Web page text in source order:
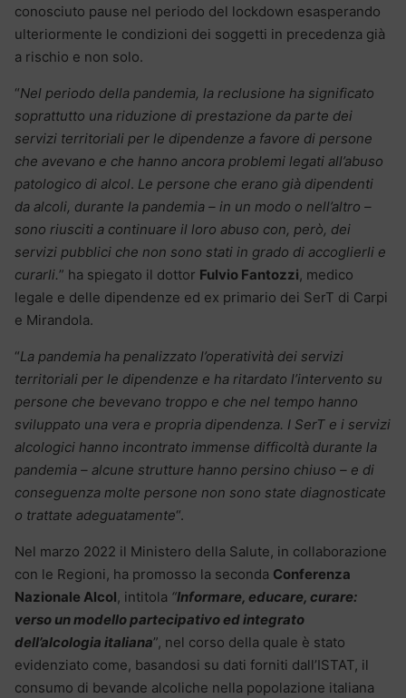
conosciuto pause nel periodo del lockdown esasperando
ulteriormente le condizioni dei soggetti in precedenza già
a rischio e non solo.
“Nel periodo della pandemia, la reclusione ha significato
soprattutto una riduzione di prestazione da parte dei
servizi territoriali per le dipendenze a favore di persone
che avevano e che hanno ancora problemi legati all’abuso
patologico di alcol. Le persone che erano già dipendenti
da alcoli, durante la pandemia – in un modo o nell’altro –
sono riusciti a continuare il loro abuso con, però, dei
servizi pubblici che non sono stati in grado di accoglierli e
curarli.” ha spiegato il dottor Fulvio Fantozzi, medico
legale e delle dipendenze ed ex primario dei SerT di Carpi
e Mirandola.
“La pandemia ha penalizzato l’operatività dei servizi
territoriali per le dipendenze e ha ritardato l’intervento su
persone che bevevano troppo e che nel tempo hanno
sviluppato una vera e propria dipendenza. I SerT e i servizi
alcologici hanno incontrato immense difficoltà durante la
pandemia – alcune strutture hanno persino chiuso – e di
conseguenza molte persone non sono state diagnosticate
o trattate adeguatamente“.
Nel marzo 2022 il Ministero della Salute, in collaborazione
con le Regioni, ha promosso la seconda Conferenza
Nazionale Alcol, intitola “Informare, educare, curare:
verso un modello partecipativo ed integrato
dell’alcologia italiana”, nel corso della quale è stato
evidenziato come, basandosi su dati forniti dall’ISTAT, il
consumo di bevande alcoliche nella popolazione italiana